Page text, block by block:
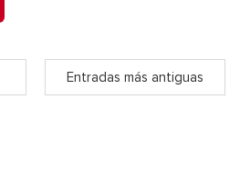
Entradas más antiguas